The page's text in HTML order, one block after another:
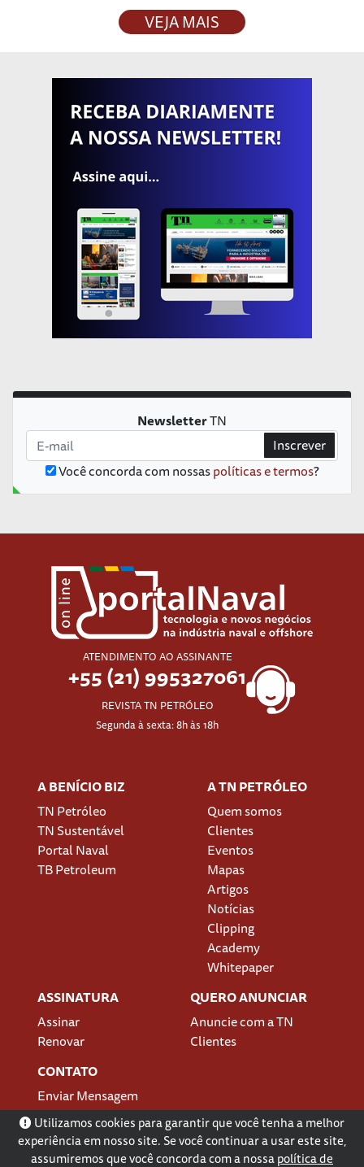
VEJA MAIS
NewsletterTN
Você concorda com nossaspolíticas e termos?
Inscrever
ATENDIMENTO AO ASSINANTE
+55 (21) 995327061
REVISTA TN PETRÓLEO
Segunda à sexta: 8h às 18h
A BENÍCIO BIZ
TN Petróleo
TN Sustentável
Portal Naval
TB Petroleum
A TN PETRÓLEO
Quem somos
Clientes
Eventos
Mapas
Artigos
Notícias
Clipping
Academy
Whitepaper
ASSINATURA
Assinar
Renovar
QUERO ANUNCIAR
Anuncie com a TN
Clientes
CONTATO
Enviar Mensagem
Localização
Utilizamos cookies para garantir que você tenha a melhor
experiência em nosso site. Se você continuar a usar este site,
assumiremos que você concorda com a nossapolítica de